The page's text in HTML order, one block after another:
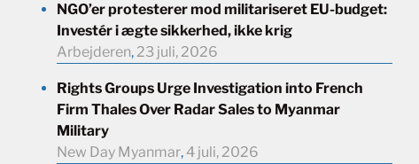
NGO’er protesterer mod militariseret EU-budget:
Investér i ægte sikkerhed, ikke krig
Arbejderen, 23 juli, 2026
Rights Groups Urge Investigation into French
Firm Thales Over Radar Sales to Myanmar
Military
New Day Myanmar, 4 juli, 2026